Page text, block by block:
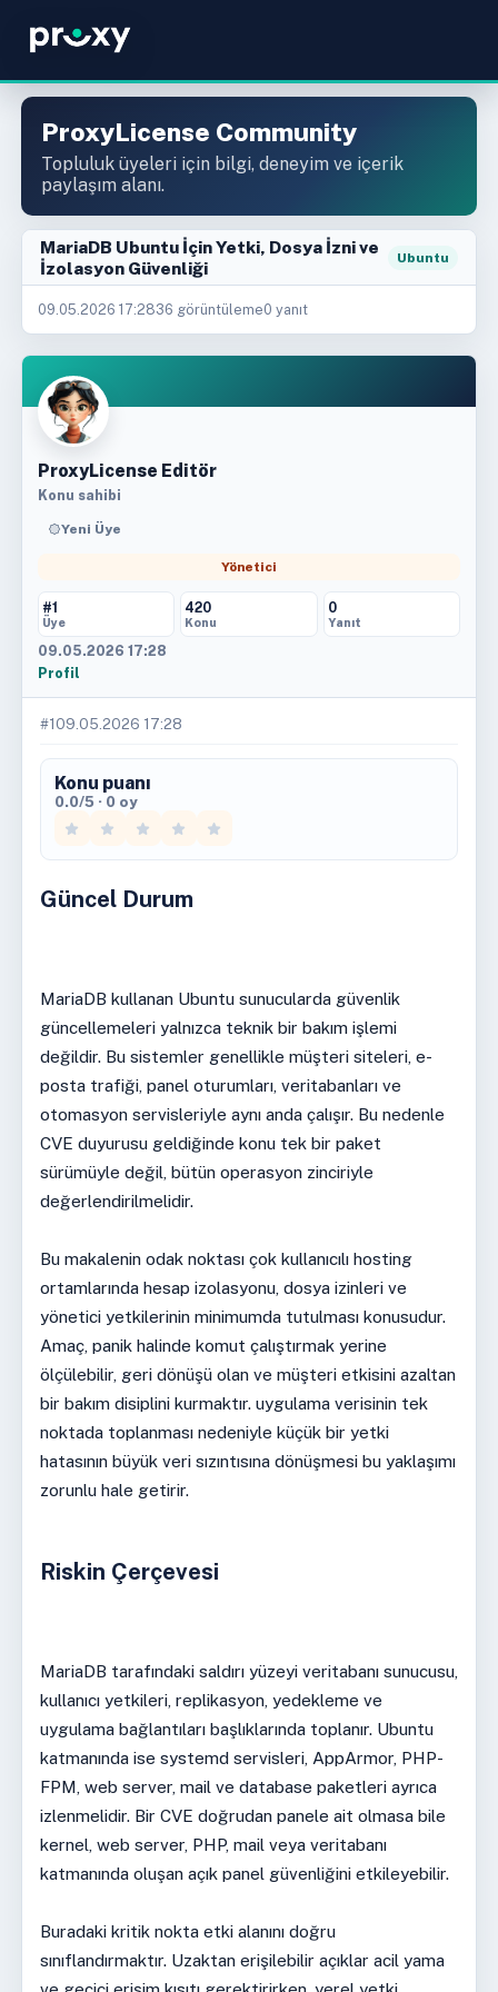
ProxyLicense Community
Topluluk üyeleri için bilgi, deneyim ve içerik
paylaşım alanı.
MariaDB Ubuntu İçin Yetki, Dosya İzni ve
İzolasyon Güvenliği
Ubuntu
09.05.2026 17:2836 görüntüleme0 yanıt
ProxyLicense Editör
Konu sahibi
Yeni Üye
Yönetici
#1
Üye
420
Konu
0
Yanıt
09.05.2026 17:28
Profil
#1 09.05.2026 17:28
Konu puanı
0.0/5 · 0 oy
Güncel Durum
MariaDB kullanan Ubuntu sunucularda güvenlik
güncellemeleri yalnızca teknik bir bakım işlemi
değildir. Bu sistemler genellikle müşteri siteleri, e-
posta trafiği, panel oturumları, veritabanları ve
otomasyon servisleriyle aynı anda çalışır. Bu nedenle
CVE duyurusu geldiğinde konu tek bir paket
sürümüyle değil, bütün operasyon zinciriyle
değerlendirilmelidir.
Bu makalenin odak noktası çok kullanıcılı hosting
ortamlarında hesap izolasyonu, dosya izinleri ve
yönetici yetkilerinin minimumda tutulması konusudur.
Amaç, panik halinde komut çalıştırmak yerine
ölçülebilir, geri dönüşü olan ve müşteri etkisini azaltan
bir bakım disiplini kurmaktır. uygulama verisinin tek
noktada toplanması nedeniyle küçük bir yetki
hatasının büyük veri sızıntısına dönüşmesi bu yaklaşımı
zorunlu hale getirir.
Riskin Çerçevesi
MariaDB tarafındaki saldırı yüzeyi veritabanı sunucusu,
kullanıcı yetkileri, replikasyon, yedekleme ve
uygulama bağlantıları başlıklarında toplanır. Ubuntu
katmanında ise systemd servisleri, AppArmor, PHP-
FPM, web server, mail ve database paketleri ayrıca
izlenmelidir. Bir CVE doğrudan panele ait olmasa bile
kernel, web server, PHP, mail veya veritabanı
katmanında oluşan açık panel güvenliğini etkileyebilir.
Buradaki kritik nokta etki alanını doğru
sınıflandırmaktır. Uzaktan erişilebilir açıklar acil yama